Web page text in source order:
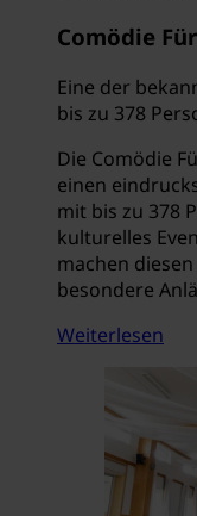
Comödie
Eine der
bis zu 378
Die Comödie
einen
mit bis zu 378
kulturelles
machen
besondere
Weiterlesen